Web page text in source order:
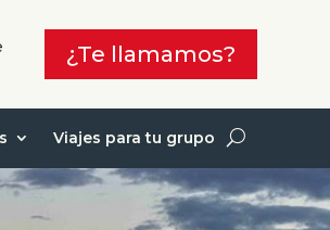
¿Te llamamos?
Viajes para tu grupo